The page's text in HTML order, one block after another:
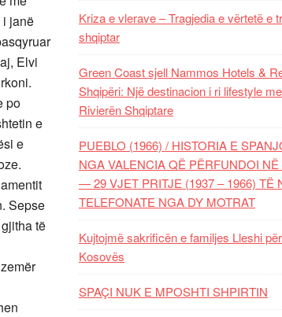
i janë
Elvi
po
e
e
Sepse
të
Kriza e vlerave – Tragjedia e vërtetë e
shqiptar
Green Coast sjell Nammos Hotels &
Shqipëri: Një destinacion i ri lifestyle
Rivierën Shqiptare
PUEBLO (1966) / HISTORIA E
NGA VALENCIA QË PËRFUNDOI
— 29 VJET PRITJE (1937 – 1966) TË
TELEFONATE NGA DY MOTRAT
Kujtojmë sakrificën e familjes Lleshi
Kosovës
SPAÇI NUK E MPOSHTI SHPIRTIN